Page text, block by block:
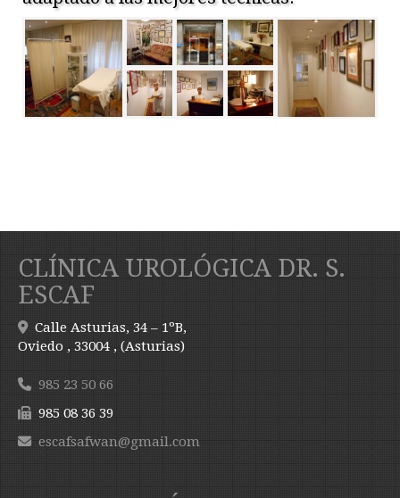
CLÍNICA UROLÓGICA DR. S.
ESCAF
Calle Asturias, 34 – 1ºB,
Oviedo , 33004 , (Asturias)
985 23 50 66
985 08 36 39
escafsafwan
gmail.com